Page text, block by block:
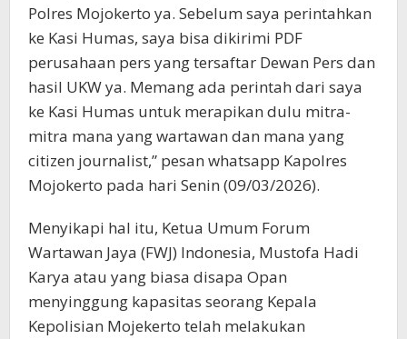
Polres Mojokerto ya. Sebelum saya perintahkan
ke Kasi Humas, saya bisa dikirimi PDF
perusahaan pers yang tersaftar Dewan Pers dan
hasil UKW ya. Memang ada perintah dari saya
ke Kasi Humas untuk merapikan dulu mitra-
mitra mana yang wartawan dan mana yang
citizen journalist,” pesan whatsapp Kapolres
Mojokerto pada hari Senin (09/03/2026).
Menyikapi hal itu, Ketua Umum Forum
Wartawan Jaya (FWJ) Indonesia, Mustofa Hadi
Karya atau yang biasa disapa Opan
menyinggung kapasitas seorang Kepala
Kepolisian Mojekerto telah melakukan